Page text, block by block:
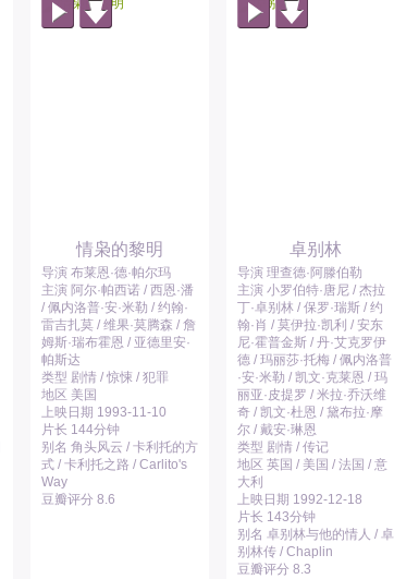
情枭的黎明
导演 布莱恩·德·帕尔玛
主演 阿尔·帕西诺 / 西恩·潘
/ 佩内洛普·安·米勒 / 约翰·
雷吉扎莫 / 维果·莫腾森 / 詹
姆斯·瑞布霍恩 / 亚德里安·
帕斯达
类型 剧情 / 惊悚 / 犯罪
地区 美国
上映日期 1993-11-10
片长 144分钟
别名 角头风云 / 卡利托的方
式 / 卡利托之路 / Carlito's
Way
豆瓣评分 8.6
卓别林
导演 理查德·阿滕伯勒
主演 小罗伯特·唐尼 / 杰拉
丁·卓别林 / 保罗·瑞斯 / 约
翰·肖 / 莫伊拉·凯利 / 安东
尼·霍普金斯 / 丹·艾克罗伊
德 / 玛丽莎·托梅 / 佩内洛普
·安·米勒 / 凯文·克莱恩 / 玛
丽亚·皮提罗 / 米拉·乔沃维
奇 / 凯文·杜恩 / 黛布拉·摩
尔 / 戴安·琳恩
类型 剧情 / 传记
地区 英国 / 美国 / 法国 / 意
大利
上映日期 1992-12-18
片长 143分钟
别名 卓别林与他的情人 / 卓
别林传 / Chaplin
豆瓣评分 8.3